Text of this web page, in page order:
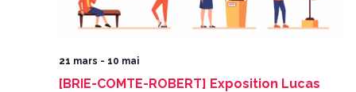
21 mars - 10 mai
[BRIE-COMTE-ROBERT] Exposition Lucas